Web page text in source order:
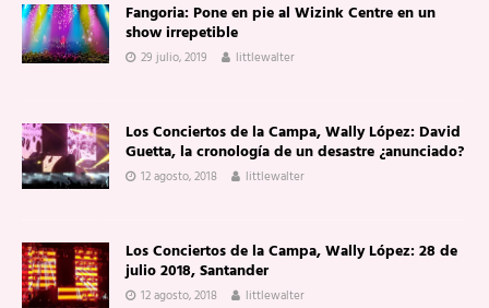
Fangoria: Pone en pie al Wizink Centre en un
show irrepetible
29 julio, 2019 littlewalter
Los Conciertos de la Campa, Wally López: David
Guetta, la cronología de un desastre ¿anunciado?
12 agosto, 2018 littlewalter
Los Conciertos de la Campa, Wally López: 28 de
julio 2018, Santander
12 agosto, 2018 littlewalter